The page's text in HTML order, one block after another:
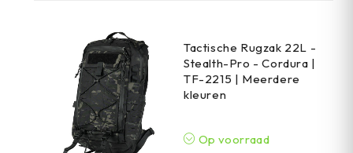
Tactische Rugzak 22L -
Stealth-Pro - Cordura |
TF-2215 | Meerdere
kleuren
Op voorraad